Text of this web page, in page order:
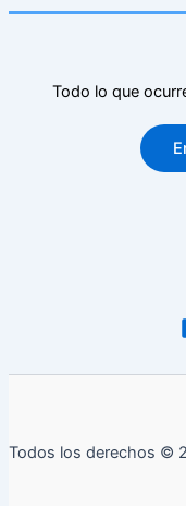
Todo lo que
Todos los derechos ©